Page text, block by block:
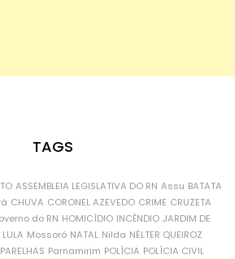
TAGS
ASSEMBLEIA LEGISLATIVA DO RN Assu BATATA
CHUVA CORONEL AZEVEDO CRIME CRUZETA
do RN HOMICÍDIO INCÊNDIO JARDIM DE
LULA Mossoró NATAL Nilda NÉLTER QUEIROZ
PARELHAS Parnamirim POLÍCIA POLÍCIA CIVIL